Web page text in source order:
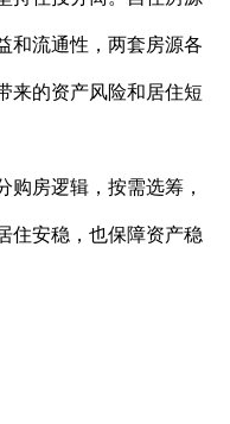
和流通性，两套房源各
来的资产风险和居住短
房逻辑，按需选筹，
住安稳，也保障资产稳